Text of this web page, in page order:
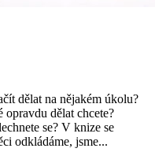
dělat na nějakém úkolu?
opravdu dělat chcete?
se? V knize se
odkládáme, jsme...